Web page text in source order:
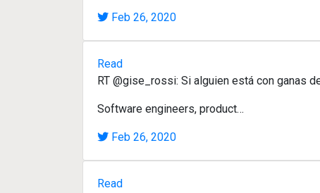
Feb 26, 2020
Read
RT @gise_rossi: Si alguien está con ganas
Software engineers, product…
Feb 26, 2020
Read